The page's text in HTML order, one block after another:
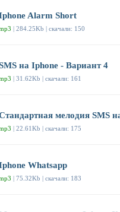
Alarm Short
| 284.25Kb | скачали: 150
на Iphone - Вариант 4
| 31.62Kb | скачали: 161
мелодия SMS
| 22.61Kb | скачали: 175
Whatsapp
| 75.32Kb | скачали: 183